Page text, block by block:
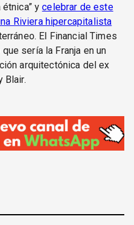
étnica” ycelebrar de este
Riviera hipercapitalista
El Financial Times
sería la Franja en un
arquitectónica del ex
Blair.